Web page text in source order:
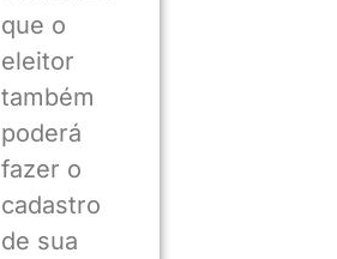
que o
eleitor
também
poderá
fazer o
cadastro
de sua